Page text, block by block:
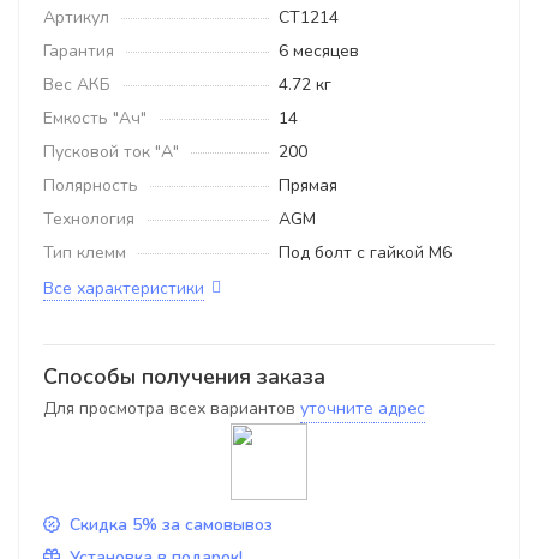
Артикул
CT1214
Гарантия
6 месяцев
Вес АКБ
4.72 кг
Емкость "Ач"
14
Пусковой ток "А"
200
Полярность
Прямая
Технология
AGM
Тип клемм
Под болт с гайкой M6
Все характеристики
Способы получения заказа
Для просмотра всех вариантов уточните адрес
Скидка 5% за самовывоз